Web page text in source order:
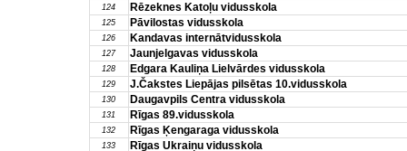
124 Rēzeknes Katoļu vidusskola
125 Pāvilostas vidusskola
126 Kandavas internātvidusskola
127 Jaunjelgavas vidusskola
128 Edgara Kauliņa Lielvārdes vidusskola
129 J.Čakstes Liepājas pilsētas 10.vidusskola
130 Daugavpils Centra vidusskola
131 Rīgas 89.vidusskola
132 Rīgas Ķengaraga vidusskola
133 Rīgas Ukraiņu vidusskola